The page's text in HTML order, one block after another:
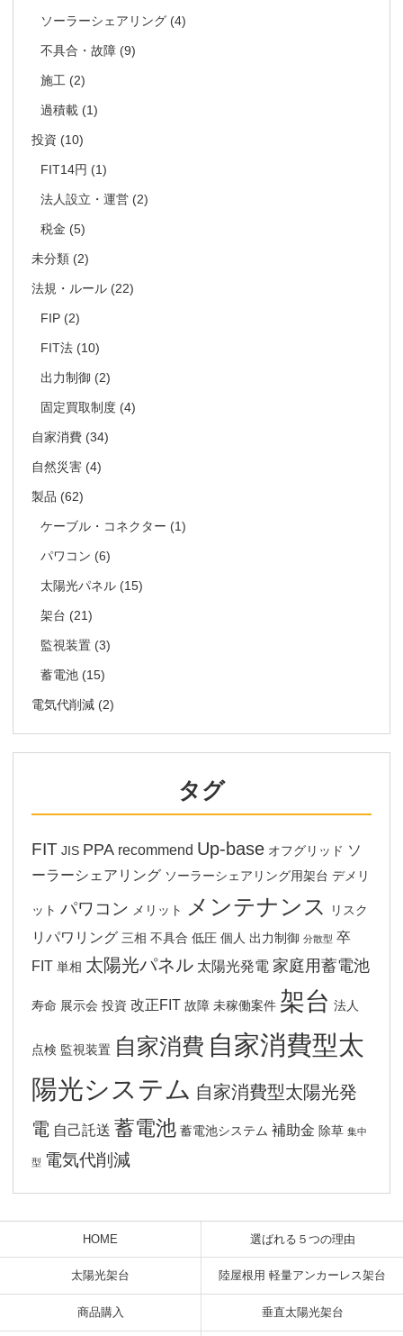
ソーラーシェアリング (4)
不具合・故障 (9)
施工 (2)
過積載 (1)
投資 (10)
FIT14円 (1)
法人設立・運営 (2)
税金 (5)
未分類 (2)
法規・ルール (22)
FIP (2)
FIT法 (10)
出力制御 (2)
固定買取制度 (4)
自家消費 (34)
自然災害 (4)
製品 (62)
ケーブル・コネクター (1)
パワコン (6)
太陽光パネル (15)
架台 (21)
監視装置 (3)
蓄電池 (15)
電気代削減 (2)
タグ
FIT JIS PPA recommend Up-base オフグリッド ソ
ーラーシェアリング ソーラーシェアリング用架台 デメリ
ット パワコン メリット メンテナンス リスク
リパワリング 三相 不具合 低圧 個人 出力制御 分散型 卒
FIT 単相 太陽光パネル 太陽光発電 家庭用蓄電池
寿命 展示会 投資 改正FIT 故障 未稼働案件 架台 法人
点検 監視装置 自家消費 自家消費型太
陽光システム 自家消費型太陽光発
電 自己託送 蓄電池 蓄電池システム 補助金 除草 集中
型 電気代削減
HOME 選ばれる５つの理由
太陽光架台 陸屋根用 軽量アンカーレス架台
商品購入 垂直太陽光架台